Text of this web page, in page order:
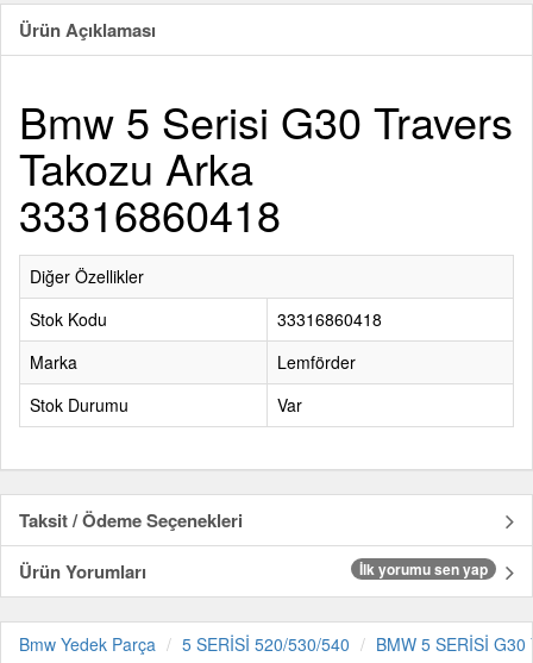
Ürün Açıklaması
Bmw 5 Serisi G30 Travers
Takozu Arka
33316860418
Diğer Özellikler
Stok Kodu
33316860418
Marka
Lemförder
Stok Durumu
Var
Taksit / Ödeme Seçenekleri
Ürün Yorumları
İlk yorumu sen yap
Bmw Yedek Parça 5 SERİSİ 520/530/540 BMW 5 SERİSİ G30